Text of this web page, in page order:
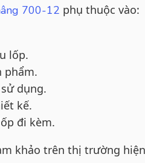
700-12 phụ thuộc vào:
lốp.
phẩm.
dụng.
kế.
đi kèm.
khảo trên thị trường